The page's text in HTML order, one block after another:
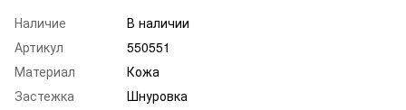
Наличие
В наличии
Артикул
550551
Материал
Кожа
Застежка
Шнуровка